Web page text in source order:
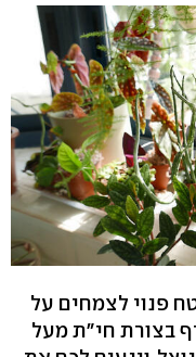
פנוי לצמחים על
בצורת חי"ת מעל